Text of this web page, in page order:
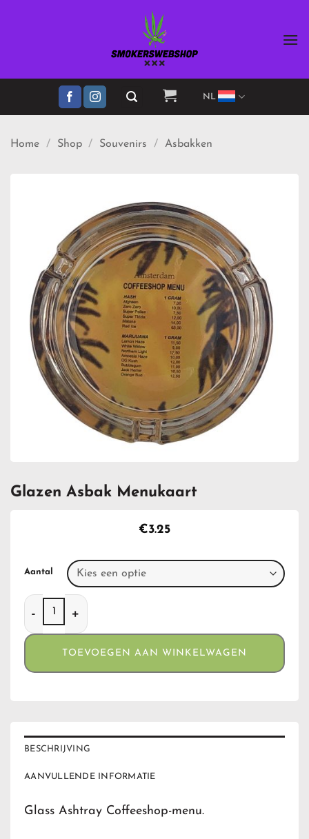
NL
Home / Shop / Souvenirs / Asbakken
Glazen Asbak Menukaart
€3.25
Aantal
Glazen Asbak Menukaart aantal
TOEVOEGEN AAN WINKELWAGEN
BESCHRIJVING
AANVULLENDE INFORMATIE
Glass Ashtray Coffeeshop-menu.